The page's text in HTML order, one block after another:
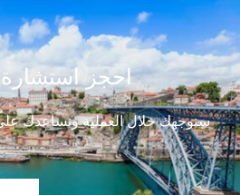
احجز استشارة
سنوجهك خلال العملية ونساعدك على